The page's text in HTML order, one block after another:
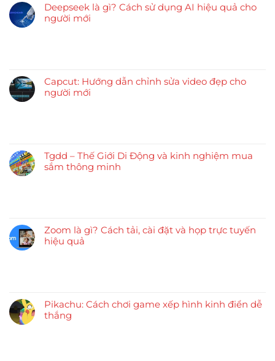
Deepseek là gì? Cách sử dụng AI hiệu quả cho
người mới
Capcut: Hướng dẫn chỉnh sửa video đẹp cho
người mới
Tgdd – Thế Giới Di Động và kinh nghiệm mua
sắm thông minh
Zoom là gì? Cách tải, cài đặt và họp trực tuyến
hiệu quả
Pikachu: Cách chơi game xếp hình kinh điển dễ
thắng